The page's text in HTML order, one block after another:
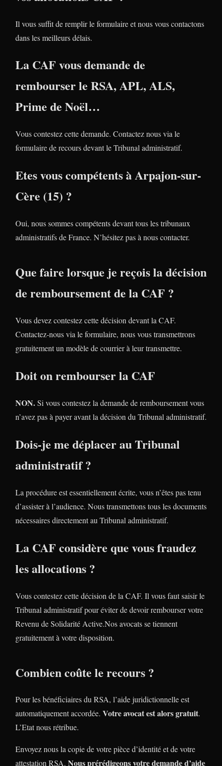
Il vous suffit de remplir le formulaire et nous vous contactons
dans les meilleurs délais.
La CAF vous demande de
rembourser le RSA, APL, ALS,
Prime de Noël…
Vous contestez cette demande. Contactez nous via le
formulaire de recours devant le Tribunal administratif.
Etes vous compétents à Arpajon-sur-
Cère (15) ?
Oui, nous sommes compétents devant tous les tribunaux
administratifs de France. N’hésitez pas à nous contacter.
Que faire lorsque je reçois la décision
de remboursement de la CAF ?
Vous devez contestez cette décision devant la CAF.
Contactez-nous via le formulaire, nous vous transmettrons
gratuitement un modèle de courrier à leur transmettre.
Doit on rembourser la CAF
NON.Si vous contestez la demande de remboursement vous
n’avez pas à payer avant la décision du Tribunal administratif.
Dois-je me déplacer au Tribunal
administratif ?
La procédure est essentiellement écrite, vous n’êtes pas tenu
d’assister à l’audience. Nous transmettons tous les documents
nécessaires directement au Tribunal administratif.
La CAF considère que vous fraudez
les allocations ?
Vous contestez cette décision de la CAF. Il vous faut saisir le
Tribunal administratif pour éviter de devoir rembourser votre
Revenu de Solidarité Active.Nos avocats se tiennent
gratuitement à votre disposition.
Combien coûte le recours ?
Pour les bénéficiaires du RSA, l’aide juridictionnelle est
automatiquement accordée. Votre avocat est alors gratuit.
L’Etat nous rétribue.
Envoyez nous la copie de votre pièce d’identité et de votre
attestation RSA. Nous prérédigeons votre demande d’aide